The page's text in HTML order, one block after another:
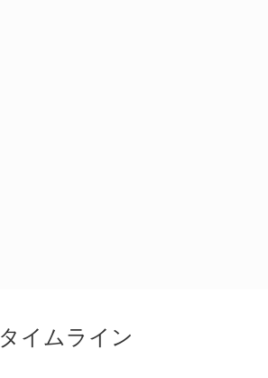
タイムライン